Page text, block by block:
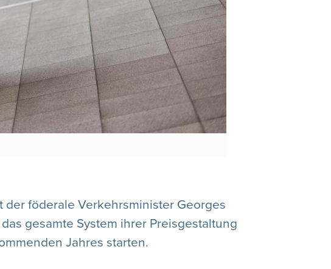
föderale Verkehrsminister Georges
gesamte System ihrer Preisgestaltung
Jahres starten.